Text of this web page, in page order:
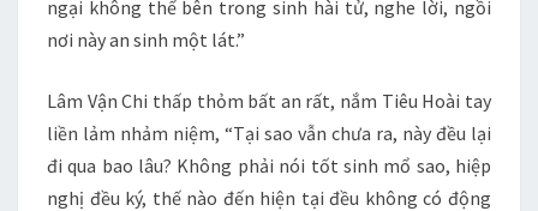
ngại không thể bên trong sinh hài tử, nghe lời, ngồi
nơi này an sinh một lát.”
Lâm Vận Chi thấp thỏm bất an rất, nắm Tiêu Hoài tay
liền lảm nhảm niệm, “Tại sao vẫn chưa ra, này đều lại
đi qua bao lâu? Không phải nói tốt sinh mổ sao, hiệp
nghị đều ký, thế nào đến hiện tại đều không có động